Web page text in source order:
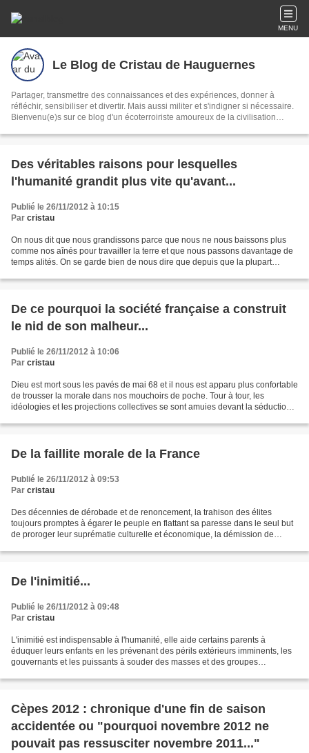
MENU
Le Blog de Cristau de Hauguernes
Partager, transmettre des connaissances et des expériences, donner à
réfléchir, sensibiliser et divertir. Mais aussi militer et s'indigner si nécessaire.
Bienvenu(e)s sur ce blog d'un écoterroiriste amoureux de la civilisation
écriture et langue gasconne vous seront proposées au fil des saisons et au
Des véritables raisons pour lesquelles
l'humanité grandit plus vite qu'avant...
Publié le 26/11/2012 à 10:15
Par cristau
On nous dit que nous grandissons parce que nous ne nous baissons plus
comme nos aînés pour travailler la terre et que nous passons davantage de
temps alités. On se garde bien de nous dire que depuis que la plupart
De ce pourquoi la société française a construit
le nid de son malheur...
Publié le 26/11/2012 à 10:06
Par cristau
Dieu est mort sous les pavés de mai 68 et il nous est apparu plus confortable
de trousser la morale dans nos mouchoirs de poche. Tour à tour, les
idéologies et les projections collectives se sont amuies devant la séduction
De la faillite morale de la France
Publié le 26/11/2012 à 09:53
Par cristau
Des décennies de dérobade et de renoncement, la trahison des élites
toujours promptes à égarer le peuple en flattant sa paresse dans le seul but
de proroger leur suprématie culturelle et économique, la démission de
De l'inimitié...
Publié le 26/11/2012 à 09:48
Par cristau
L'inimitié est indispensable à l'humanité, elle aide certains parents à
éduquer leurs enfants en les prévenant des périls extérieurs imminents, les
gouvernants et les puissants à souder des masses et des groupes
Cèpes 2012 : chronique d'une fin de saison
accidentée ou "pourquoi novembre 2012 ne
pouvait pas ressusciter novembre 2011..."